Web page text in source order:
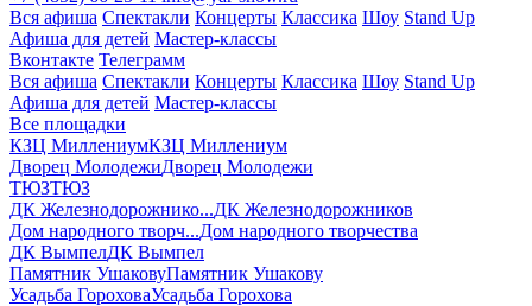
Вся афиша Спектакли Концерты Классика Шоу Stand Up
Афиша для детей Мастер-классы
Вконтакте Телеграмм
Вся афиша Спектакли Концерты Классика Шоу Stand Up
Афиша для детей Мастер-классы
Все площадки
КЗЦ МиллениумКЗЦ Миллениум
Дворец МолодежиДворец Молодежи
ТЮЗТЮЗ
ДК Железнодорожнико...ДК Железнодорожников
Дом народного творч...Дом народного творчества
ДК ВымпелДК Вымпел
Памятник УшаковуПамятник Ушакову
Усадьба ГороховаУсадьба Горохова